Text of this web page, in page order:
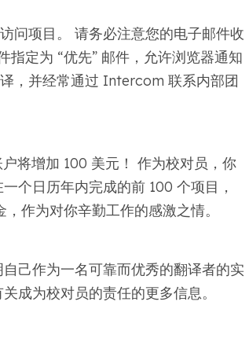
问项目。 请务必注意您的电子邮件收
指定为 “优先” 邮件，允许浏览器通知
，并经常通过 Intercom 联系内部团
将增加 100 美元！ 作为校对员，你
个日历年内完成的前 100 个项目，
作为对你辛勤工作的感激之情。
己作为一名可靠而优秀的翻译者的实
成为校对员的责任的更多信息。